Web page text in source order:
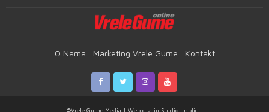
O Nama Marketing Vrele Gume Kontakt
©Vrele Gume Media | Web dizajn Studio Implicit